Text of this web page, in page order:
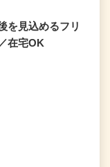
を見込めるフリ
在宅OK